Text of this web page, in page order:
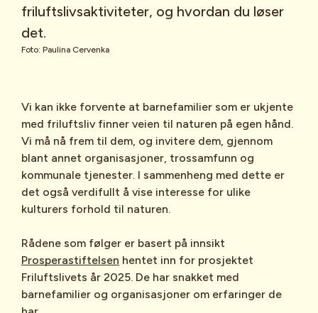
friluftslivsaktiviteter, og hvordan du løser
det.
Foto: Paulina Cervenka
Vi kan ikke forvente at barnefamilier som er ukjente
med friluftsliv finner veien til naturen på egen hånd.
Vi må nå frem til dem, og invitere dem, gjennom
blant annet organisasjoner, trossamfunn og
kommunale tjenester. I sammenheng med dette er
det også verdifullt å vise interesse for ulike
kulturers forhold til naturen.
Rådene som følger er basert på innsikt
Prosperastiftelsen hentet inn for prosjektet
Friluftslivets år 2025. De har snakket med
barnefamilier og organisasjoner om erfaringer de